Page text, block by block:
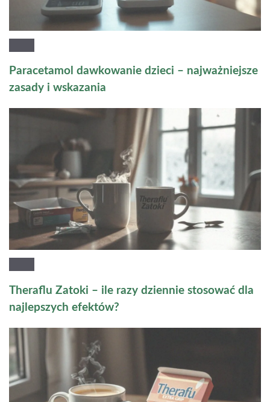
Paracetamol dawkowanie dzieci – najważniejsze
zasady i wskazania
Theraflu Zatoki – ile razy dziennie stosować dla
najlepszych efektów?